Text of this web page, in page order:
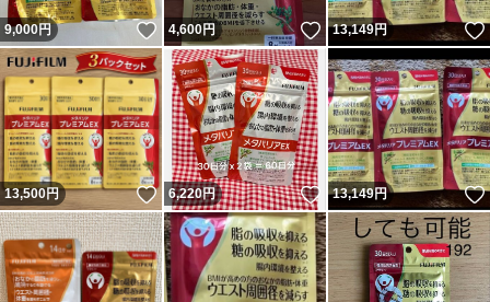
9,000円 いいね！
4,600円 いいね！
13,149円
13,500円 いいね！
6,220円 いいね！
13,149円